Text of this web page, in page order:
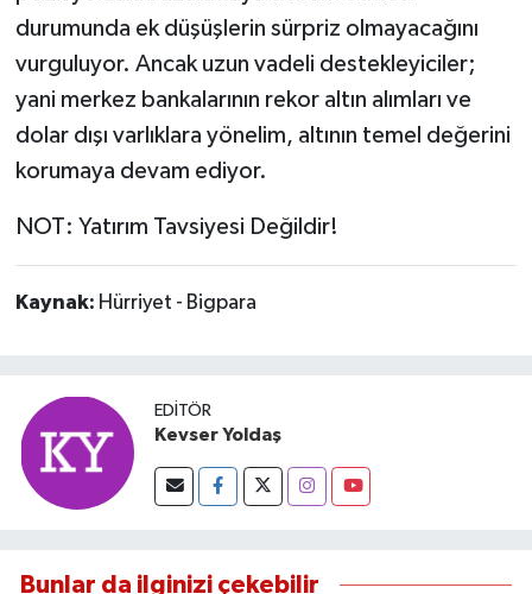
durumunda ek düşüşlerin sürpriz olmayacağını
vurguluyor. Ancak uzun vadeli destekleyiciler;
yani merkez bankalarının rekor altın alımları ve
dolar dışı varlıklara yönelim, altının temel değerini
korumaya devam ediyor.
NOT: Yatırım Tavsiyesi Değildir!
Kaynak: Hürriyet - Bigpara
EDITÖR
Kevser Yoldaş
Bunlar da ilginizi çekebilir